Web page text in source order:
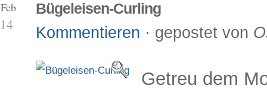
Bügeleisen-Curling
Kommentieren · gepostet von
Getreu dem